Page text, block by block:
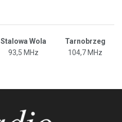
Stalowa Wola
Tarnobrzeg
93,5 MHz 104,7 MHz